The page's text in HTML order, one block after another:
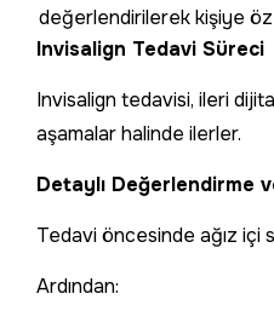
değerlendirilerek kişiye
Invisalign Tedavi Süreci
Invisalign tedavisi, ileri
aşamalar halinde ilerler.
Detaylı Değerlendirme
Tedavi öncesinde ağız içi
Ardından: